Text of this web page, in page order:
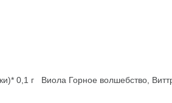
0,1 г Виола Горное волшебство,